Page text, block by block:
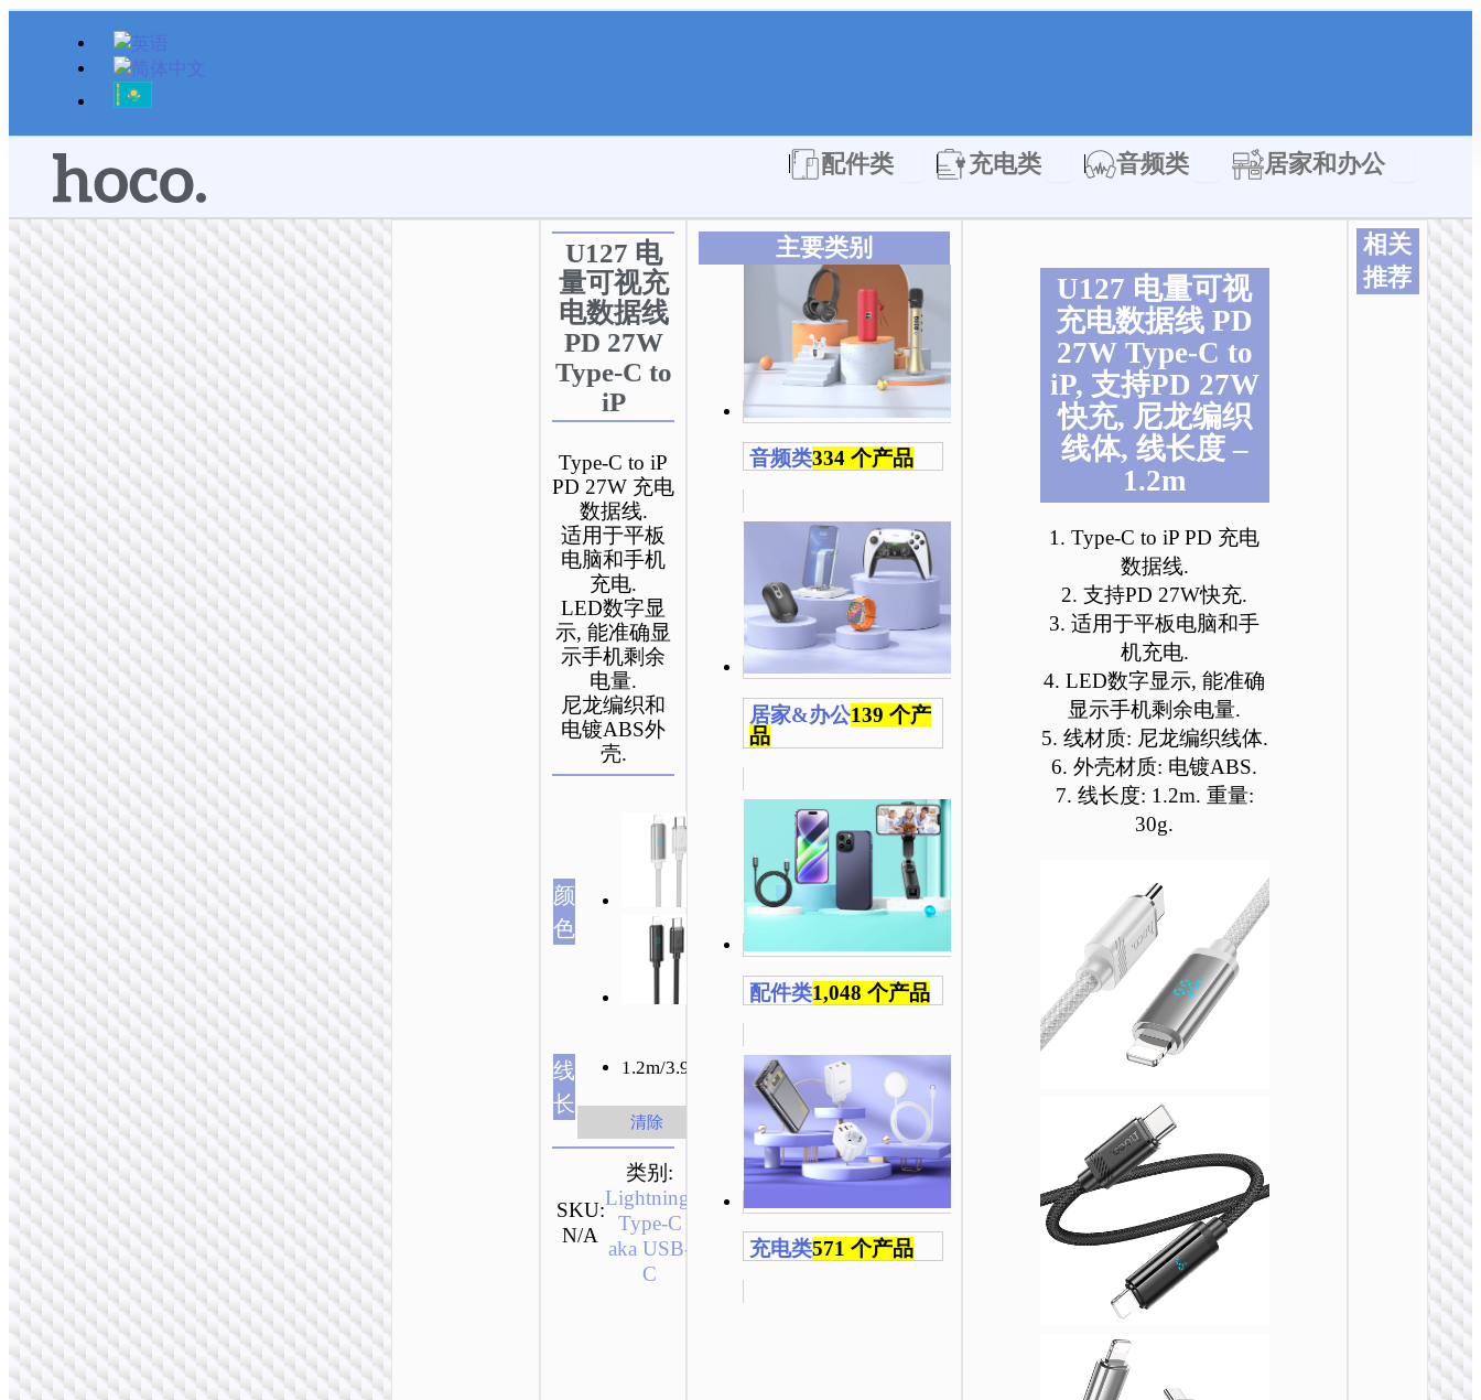
跳
配件类 Open 配件类充电类 Open 充电类音频类 Open 音频类居家和办公
U127 电
量可视充
电数据线
PD 27W
Type-C to
iP
Type-C to iP
PD 27W 充电
数据线.
适用于平板
电脑和手机
充电.
LED数字显
示, 能准确显
示手机剩余
电量.
尼龙编织和
电镀ABS外
壳.
颜
色
线
长
1.2m/3.94ft
清除
SKU:
N/A
类别:
Lightning
Type-C
aka USB-
C
主要类别
音频类334 个产品
居家&办公139 个产
品
配件类1,048 个产品
充电类571 个产品
U127 电量可视
充电数据线 PD
27W Type-C to
iP, 支持PD 27W
快充, 尼龙编织
线体, 线长度 –
1.2m
1. Type-C to iP PD 充电
数据线.
2. 支持PD 27W快充.
3. 适用于平板电脑和手
机充电.
4. LED数字显示, 能准确
显示手机剩余电量.
5. 线材质: 尼龙编织线体.
6. 外壳材质: 电镀ABS.
7. 线长度: 1.2m. 重量:
30g.
相关
推荐
TYPE-
AKA
U138
一充电
线
Type-
USB
Type-
LED
本
产
品
有
多
种
变
体
可
在
产
品
页
面
上
选
择
这
些
选
项
U138
一60W
数据
Type-C
to
LED
本
产
品
有
多
种
变
体
可
在
产
品
页
面
上
选
择
这
些
选
项
本
产
品
有
多
种
变
体
可
在
产
品
页
面
上
选
择
这
些
选
项
本
产
品
有
多
种
变
体
可
在
产
品
页
面
上
选
择
这
些
选
项
本
产
品
有
多
种
变
体
可
在
产
品
页
面
上
选
择
这
些
选
项
本
产
品
有
多
种
变
体
可
在
产
品
页
面
上
选
择
这
些
选
项